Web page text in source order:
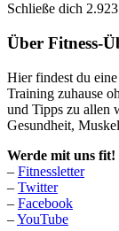
Schließe dich
Über Fitness-
Hier findest du
Training zuhause
und Tipps zu allen
Gesundheit,
Werde mit uns fit!
– Fitnessletter
– Twitter
– Facebook
–YouTube